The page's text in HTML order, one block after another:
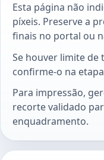
Esta página não
píxeis. Preserve a
finais no portal ou
Se houver limite de
confirme-o na
Para impressão,
recorte validado
enquadramento.